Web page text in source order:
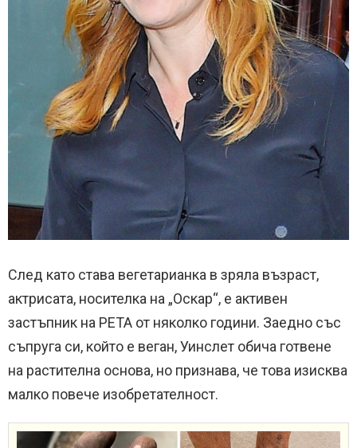
След като става вегетарианка в зряла възраст,
актрисата, носителка на „Оскар“, е активен
застъпник на PETA от няколко години. Заедно със
съпруга си, който е веган, Уинслет обича готвене
на растителна основа, но признава, че това изисква
малко повече изобретателност.